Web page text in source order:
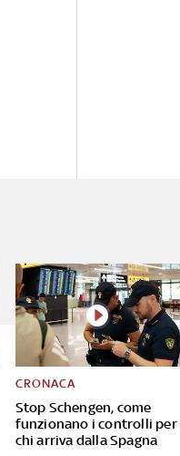
Stop Schengen, come
funzionano i controlli per
chi arriva dalla Spagna
CRONACA